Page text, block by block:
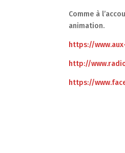
Comme à
animation.
https://
http://
https://